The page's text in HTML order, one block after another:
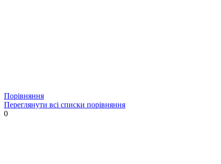
Порівняння
Переглянути всі списки порівняння
0